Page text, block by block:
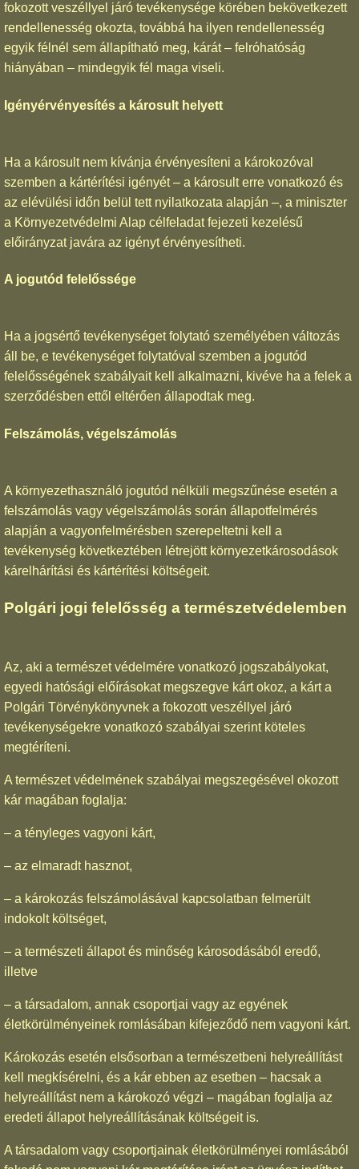
fokozott veszéllyel járó tevékenysége körében bekövetkezett
rendellenesség okozta, továbbá ha ilyen rendellenesség
egyik félnél sem állapítható meg, kárát – felróhatóság
hiányában – mindegyik fél maga viseli.
Igényérvényesítés a károsult helyett
Ha a károsult nem kívánja érvényesíteni a károkozóval
szemben a kártérítési igényét – a károsult erre vonatkozó és
az elévülési időn belül tett nyilatkozata alapján –, a miniszter
a Környezetvédelmi Alap célfeladat fejezeti kezelésű
előirányzat javára az igényt érvényesítheti.
A jogutód felelőssége
Ha a jogsértő tevékenységet folytató személyében változás
áll be, e tevékenységet folytatóval szemben a jogutód
felelősségének szabályait kell alkalmazni, kivéve ha a felek a
szerződésben ettől eltérően állapodtak meg.
Felszámolás, végelszámolás
A környezethasználó jogutód nélküli megszűnése esetén a
felszámolás vagy végelszámolás során állapotfelmérés
alapján a vagyonfelmérésben szerepeltetni kell a
tevékenység következtében létrejött környezetkárosodások
kárelhárítási és kártérítési költségeit.
Polgári jogi felelősség a természetvédelemben
Az, aki a természet védelmére vonatkozó jogszabályokat,
egyedi hatósági előírásokat megszegve kárt okoz, a kárt a
Polgári Törvénykönyvnek a fokozott veszéllyel járó
tevékenységekre vonatkozó szabályai szerint köteles
megtéríteni.
A természet védelmének szabályai megszegésével okozott
kár magában foglalja:
– a tényleges vagyoni kárt,
– az elmaradt hasznot,
– a károkozás felszámolásával kapcsolatban felmerült
indokolt költséget,
– a természeti állapot és minőség károsodásából eredő,
illetve
– a társadalom, annak csoportjai vagy az egyének
életkörülményeinek romlásában kifejeződő nem vagyoni kárt.
Károkozás esetén elsősorban a természetbeni helyreállítást
kell megkísérelni, és a kár ebben az esetben – hacsak a
helyreállítást nem a károkozó végzi – magában foglalja az
eredeti állapot helyreállításának költségeit is.
A társadalom vagy csoportjainak életkörülményei romlásából